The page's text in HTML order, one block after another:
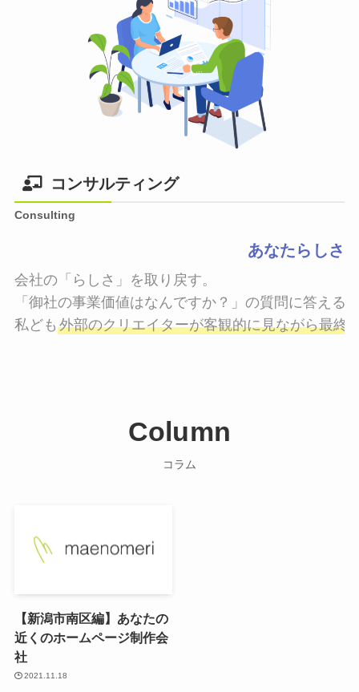
コンサルティング
Consulting
あなたらしさ
会社の「らしさ」を取り戻す。
「御社の事業価値はなんですか？」の質問に答える
私ども 外部のクリエイターが客観的に見ながら最終
Column
コラム
【新潟市南区編】あなたの
近くのホームページ制作会
社
2021.11.18